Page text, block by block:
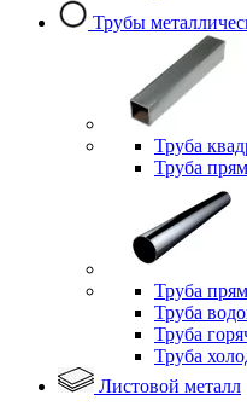
Трубы
Труба
Труба
Труба
Труба
Труба
Труба
Листовой металл